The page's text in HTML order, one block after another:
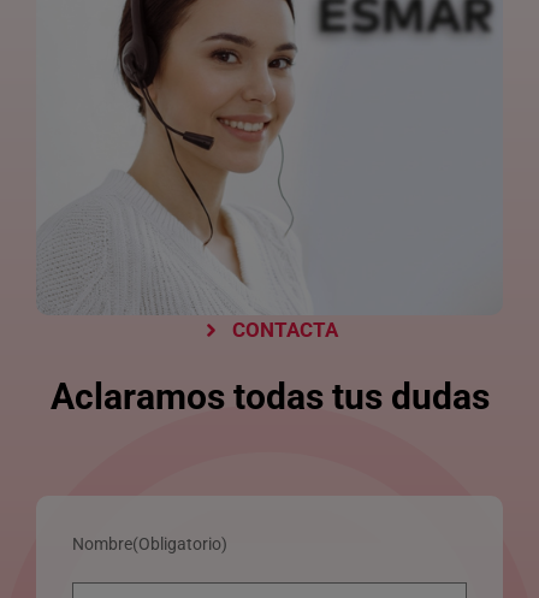
CONTACTA
Aclaramos todas tus dudas
Nombre(Obligatorio)